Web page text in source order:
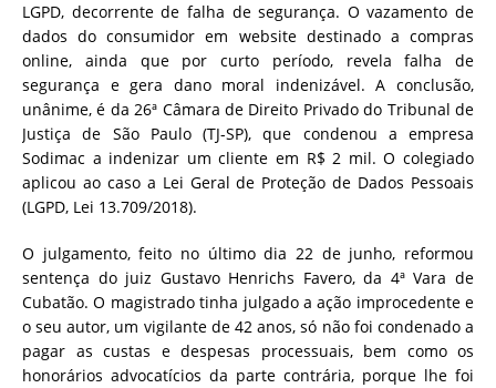
LGPD, decorrente de falha de segurança. O vazamento de
dados do consumidor em website destinado a compras
online, ainda que por curto período, revela falha de
segurança e gera dano moral indenizável. A conclusão,
unânime, é da 26ª Câmara de Direito Privado do Tribunal de
Justiça de São Paulo (TJ-SP), que condenou a empresa
Sodimac a indenizar um cliente em R$ 2 mil. O colegiado
aplicou ao caso a Lei Geral de Proteção de Dados Pessoais
(LGPD, Lei 13.709/2018).
O julgamento, feito no último dia 22 de junho, reformou
sentença do juiz Gustavo Henrichs Favero, da 4ª Vara de
Cubatão. O magistrado tinha julgado a ação improcedente e
o seu autor, um vigilante de 42 anos, só não foi condenado a
pagar as custas e despesas processuais, bem como os
honorários advocatícios da parte contrária, porque lhe foi